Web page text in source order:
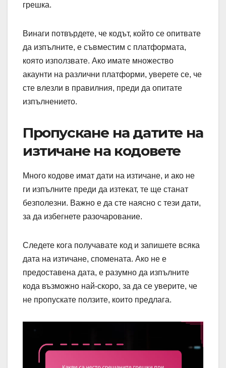
грешка.
Винаги потвърдете, че кодът, който се опитвате
да изпълните, е съвместим с платформата,
която използвате. Ако имате множество
акаунти на различни платформи, уверете се, че
сте влезли в правилния, преди да опитате
изпълнението.
Пропускане на датите на
изтичане на кодовете
Много кодове имат дати на изтичане, и ако не
ги изпълните преди да изтекат, те ще станат
безполезни. Важно е да сте наясно с тези дати,
за да избегнете разочарование.
Следете кога получавате код и запишете всяка
дата на изтичане, спомената. Ако не е
предоставена дата, е разумно да изпълните
кода възможно най-скоро, за да се уверите, че
не пропускате ползите, които предлага.